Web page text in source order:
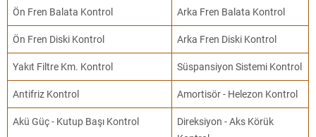
Ön Fren Balata Kontrol Arka Fren Balata Kontrol
Ön Fren Diski Kontrol Arka Fren Diski Kontrol
Yakıt Filtre Km. Kontrol Süspansiyon Sistemi Kontrol
Antifriz Kontrol Amortisör - Helezon Kontrol
Akü Güç - Kutup Başı Kontrol
Direksiyon - Aks Körük